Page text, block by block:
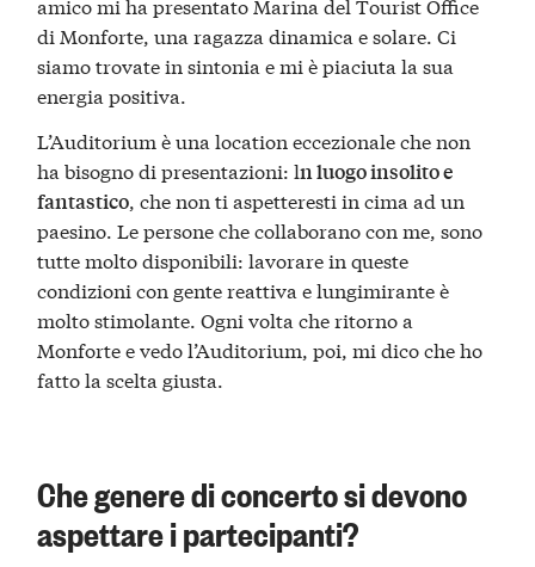
amico mi ha presentato Marina del Tourist Office
di Monforte, una ragazza dinamica e solare. Ci
siamo trovate in sintonia e mi è piaciuta la sua
energia positiva.
L’Auditorium è una location eccezionale che non
ha bisogno di presentazioni: ln luogo insolito e
fantastico, che non ti aspetteresti in cima ad un
paesino. Le persone che collaborano con me, sono
tutte molto disponibili: lavorare in queste
condizioni con gente reattiva e lungimirante è
molto stimolante. Ogni volta che ritorno a
Monforte e vedo l’Auditorium, poi, mi dico che ho
fatto la scelta giusta.
Che genere di concerto si devono
aspettare i partecipanti?